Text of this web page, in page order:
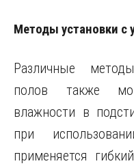
Методы установки с
Различные
полов также
влажности в
при
применяется